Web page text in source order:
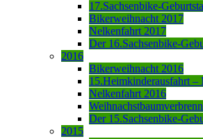
17.Sachsenbike-
Bikerweihnacht 2017
Nelkenfahrt 2017
Der 16.Sachsenbike-
2016
Bikerweihnacht 2016
15.Heimkinderausfahrt –
Nelkenfahrt 2016
Der 15.Sachsenbike-
2015